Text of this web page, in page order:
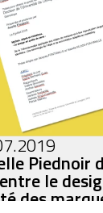
Piednoir
le
des